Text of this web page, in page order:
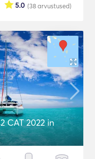
(38arvustused)
5.0
CAT 2022 in